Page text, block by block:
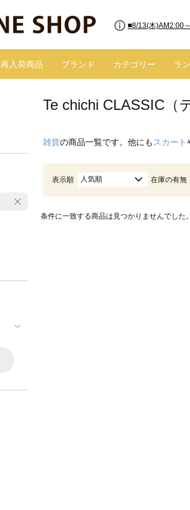
■8/13(木)AM2:00
再入荷商品 ブランド カテゴリー ラ
Te chichi CLASSIC（
雑貨の商品一覧です。他にも スカート
表示順 人気順 在庫の有無
条件に一致する商品は見つかりませんでした